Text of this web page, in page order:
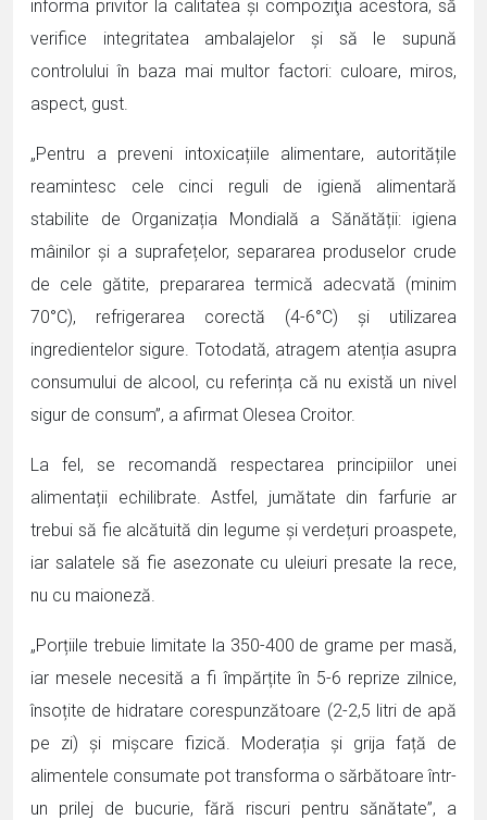
informa privitor la calitatea şi compoziţia acestora, să
verifice integritatea ambalajelor și să le supună
controlului în baza mai multor factori: culoare, miros,
aspect, gust.
„Pentru a preveni intoxicațiile alimentare, autoritățile
reamintesc cele cinci reguli de igienă alimentară
stabilite de Organizația Mondială a Sănătății: igiena
mâinilor și a suprafețelor, separarea produselor crude
de cele gătite, prepararea termică adecvată (minim
70°C), refrigerarea corectă (4-6°C) și utilizarea
ingredientelor sigure. Totodată, atragem atenția asupra
consumului de alcool, cu referința că nu există un nivel
sigur de consum”, a afirmat Olesea Croitor.
La fel, se recomandă respectarea principiilor unei
alimentații echilibrate. Astfel, jumătate din farfurie ar
trebui să fie alcătuită din legume și verdețuri proaspete,
iar salatele să fie asezonate cu uleiuri presate la rece,
nu cu maioneză.
„Porțiile trebuie limitate la 350-400 de grame per masă,
iar mesele necesită a fi împărțite în 5-6 reprize zilnice,
însoțite de hidratare corespunzătoare (2-2,5 litri de apă
pe zi) și mișcare fizică. Moderația și grija față de
alimentele consumate pot transforma o sărbătoare într-
un prilej de bucurie, fără riscuri pentru sănătate”, a